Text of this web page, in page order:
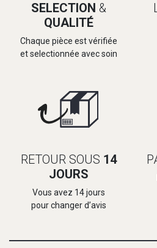
SELECTION &
QUALITÉ
Chaque pièce est vérifiée
et selectionnée avec soin
RETOUR SOUS 14
JOURS
Vous avez 14 jours
pour changer d’avis